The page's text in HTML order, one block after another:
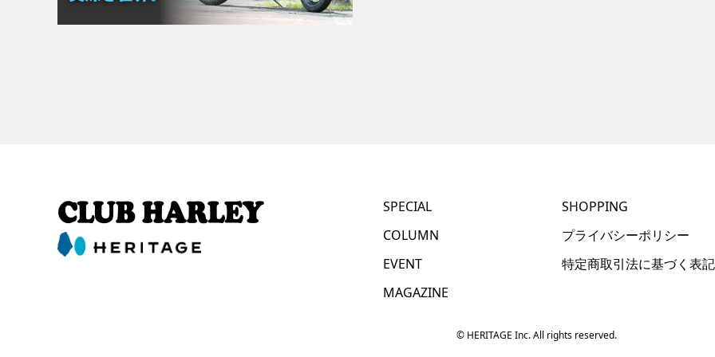
SPECIAL
COLUMN
EVENT
MAGAZINE
SHOPPING
プライバシーポリシー
特定商取引法に基づく表記
© HERITAGE Inc. All rights reserved.